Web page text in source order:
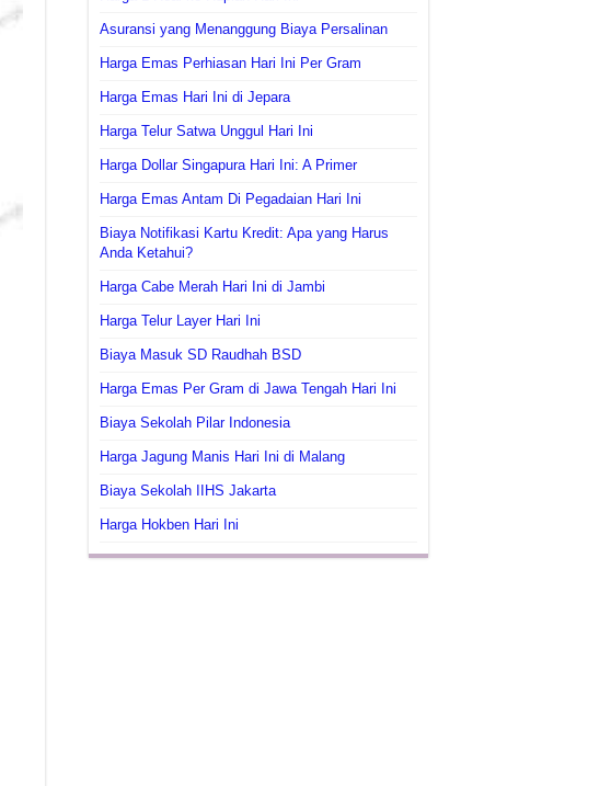
Asuransi yang Menanggung Biaya Persalinan
Harga Emas Perhiasan Hari Ini Per Gram
Harga Emas Hari Ini di Jepara
Harga Telur Satwa Unggul Hari Ini
Harga Dollar Singapura Hari Ini: A Primer
Harga Emas Antam Di Pegadaian Hari Ini
Biaya Notifikasi Kartu Kredit: Apa yang Harus
Anda Ketahui?
Harga Cabe Merah Hari Ini di Jambi
Harga Telur Layer Hari Ini
Biaya Masuk SD Raudhah BSD
Harga Emas Per Gram di Jawa Tengah Hari Ini
Biaya Sekolah Pilar Indonesia
Harga Jagung Manis Hari Ini di Malang
Biaya Sekolah IIHS Jakarta
Harga Hokben Hari Ini